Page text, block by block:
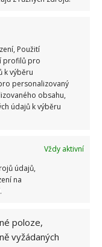
Použití
profilů pro
k výběru
personalizovaný
obsahu,
údajů k výběru
Vždy aktivní
údajů,
na
poloze,
vyžádaných
a drahé,
ženě, která se